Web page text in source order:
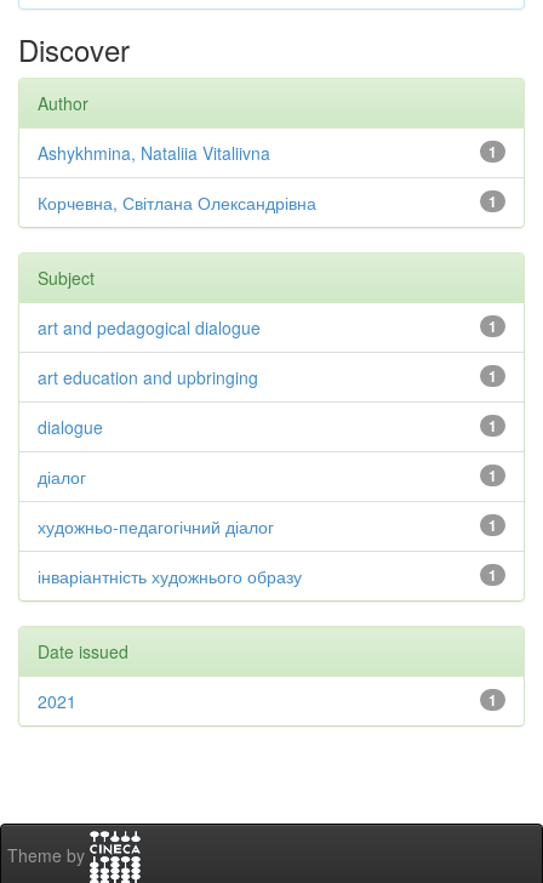
Discover
Author
1
Ashykhmina, Nataliia Vitaliivna
1
Корчевна, Світлана Олександрівна
Subject
1
art and pedagogical dialogue
1
art education and upbringing
1
dialogue
1
діалог
1
художньо-педагогічний діалог
1
інваріантність художнього образу
Date issued
1
2021
Theme by